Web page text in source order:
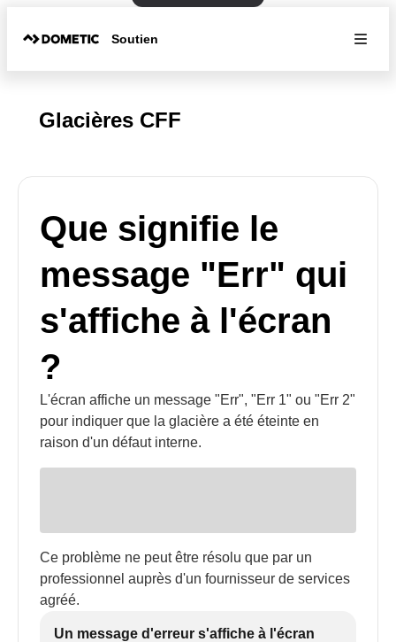
Soutien
Glacières CFF
Que signifie le
message "Err" qui
s'affiche à l'écran
?
L'écran affiche un message "Err", "Err 1" ou "Err 2"
pour indiquer que la glacière a été éteinte en
raison d'un défaut interne.
Ce problème ne peut être résolu que par un
professionnel auprès d'un fournisseur de services
agréé.
Un message d'erreur s'affiche à l'écran